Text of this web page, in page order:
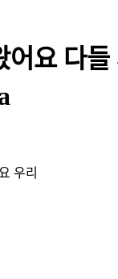
요 다들
우리